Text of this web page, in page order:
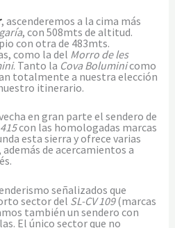
, ascenderemos a la cima más
, con 508mts de altitud.
con otra de 483mts.
como la del Morro de les
. Tanto la Cova Boluminicomo
totalmente a nuestra elección
itinerario.
en gran parte el sendero de
con las homologadas marcas
esta sierra y ofrece varias
de acercamientos a
señalizados que
sector del SL-CV 109(marcas
también un sendero con
El único sector que no